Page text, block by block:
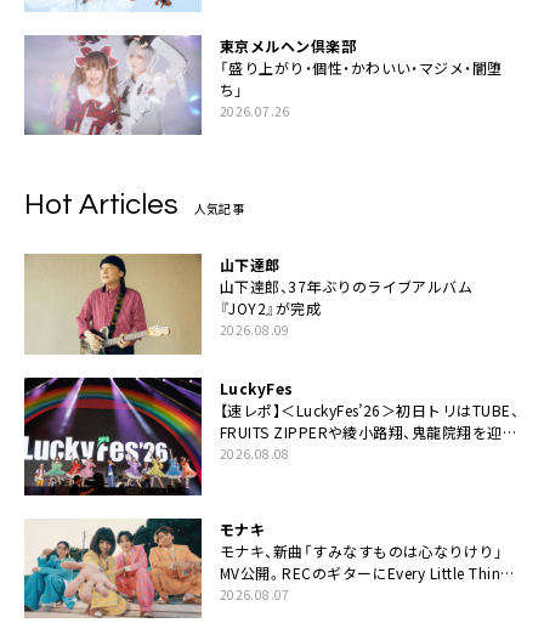
東京メルヘン倶楽部
「盛り上がり・個性・かわいい・マジメ・闇堕
ち」
2026.07.26
Hot Articles 人気記事
山下達郎
山下達郎、37年ぶりのライブアルバム
『JOY2』が完成
2026.08.09
LuckyFes
【速レポ】＜LuckyFes’26＞初日トリはTUBE、
FRUITS ZIPPERや綾小路翔、鬼龍院翔を迎え
た豪華コラボも「知ってたらぜひ一緒に歌っ
2026.08.08
モナキ
モナキ、新曲「すみなすものは心なりけり」
MV公開。RECのギターにEvery Little Thing・
伊藤一朗参加も
2026.08.07